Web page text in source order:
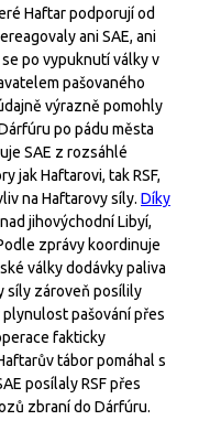
Haftar podporují od
ani SAE, ani
po vypuknutí války v
pašovaného
výrazně pomohly
po pádu města
SAE z rozsáhlé
jak Haftarovi, tak RSF,
na Haftarovy síly. Díky
jihovýchodní Libyí,
zprávy koordinuje
války dodávky paliva
síly zároveň posílily
pašování přes
fakticky
tábor pomáhal s
posílaly RSF přes
zbraní do Dárfúru.